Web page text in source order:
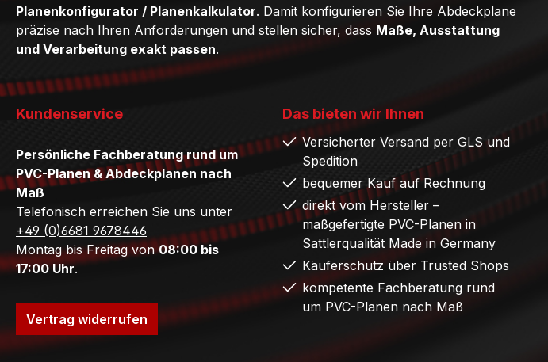
Planenkonfigurator / Planenkalkulator. Damit konfigurieren Sie Ihre Abdeckplane
präzise nach Ihren Anforderungen und stellen sicher, dass Maße, Ausstattung
und Verarbeitung exakt passen.
Kundenservice
Persönliche Fachberatung rund um
PVC-Planen & Abdeckplanen nach
Maß
Telefonisch erreichen Sie uns unter
+49 (0)6681 9678446
Montag bis Freitag von08:00 bis
17:00 Uhr.
Vertrag widerrufen
Das bieten wir Ihnen
Versicherter Versand per GLS und
Spedition
bequemer Kauf auf Rechnung
direkt vom Hersteller –
maßgefertigte PVC-Planen in
Sattlerqualität Made in Germany
Käuferschutz über Trusted Shops
kompetente Fachberatung rund
um PVC-Planen nach Maß